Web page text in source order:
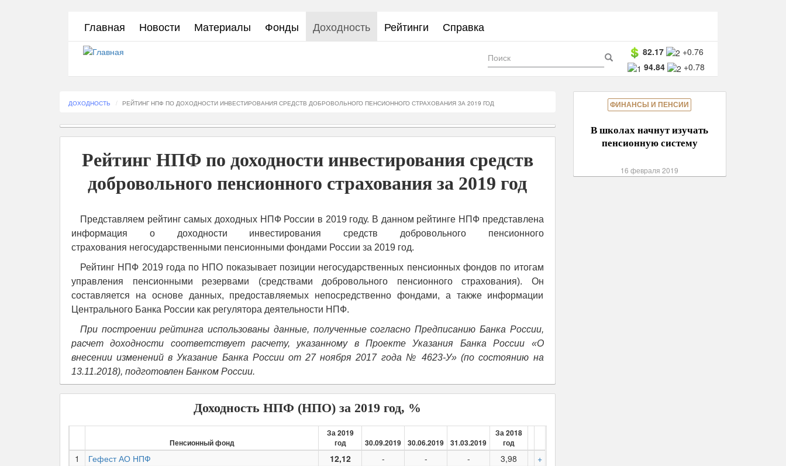
Главная Новости Материалы Фонды Доходность Рейтинги Справка
82.17
+0.76
94.84
+0.78
Форма
поиска Поиск
ДОХОДНОСТЬ РЕЙТИНГ НПФ ПО ДОХОДНОСТИ ИНВЕСТИРОВАНИЯ СРЕДСТВ ДОБРОВОЛЬНОГО ПЕНСИОННОГО СТРАХОВАНИЯ ЗА 2019 ГОД
Рейтинг НПФ по доходности инвестирования средств
добровольного пенсионного страхования за 2019 год
Представляем рейтинг самых доходных НПФ России в 2019 году. В данном рейтинге НПФ представлена
информация о доходности инвестирования средств добровольного пенсионного
страхования негосударственными пенсионными фондами России за 2019 год.
Рейтинг НПФ 2019 года по НПО показывает позиции негосударственных пенсионных фондов по итогам
управления пенсионными резервами (средствами добровольного пенсионного страхования). Он
составляется на основе данных, предоставляемых непосредственно фондами, а также информации
Центрального Банка России как регулятора деятельности НПФ.
При построении рейтинга использованы данные, полученные согласно Предписанию Банка России,
расчет доходности соответствует расчету, указанному в Проекте Указания Банка России «О
внесении изменений в Указание Банка России от 27 ноября 2017 года № 4623-У» (по состоянию на
13.11.2018), подготовлен Банком России.
Доходность НПФ (НПО) за 2019 год, %
Пенсионный фонд
За 2019
год
30.09.2019 30.06.2019 31.03.2019
За 2018
год
1 Гефест АО НПФ 12,12 - - - 3,98
+
ФИНАНСЫ И ПЕНСИИ
В школах начнут изучать
пенсионную систему
16 февраля 2019